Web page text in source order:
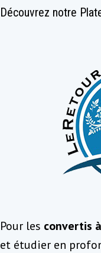
Découvrez notre
Pour les convertis
et étudier en